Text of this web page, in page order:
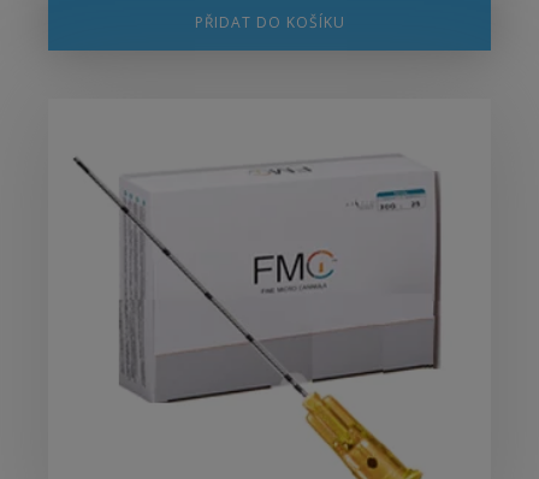
PŘIDAT DO KOŠÍKU